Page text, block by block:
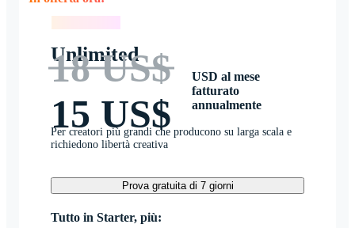
Unlimited
18 US$
15 US$
USD al mese
fatturato
annualmente
Per creatori più grandi che producono su larga scala e
richiedono libertà creativa
Prova gratuita di 7 giorni
Tutto in Starter, più: